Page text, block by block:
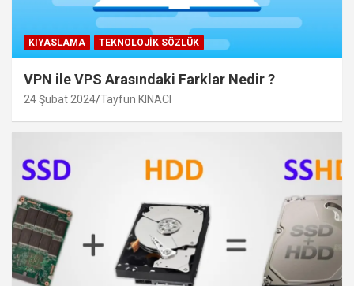
KIYASLAMA TEKNOLOJIK SÖZLÜK
VPN ile VPS Arasındaki Farklar Nedir ?
24 Şubat 2024 Tayfun KINACI